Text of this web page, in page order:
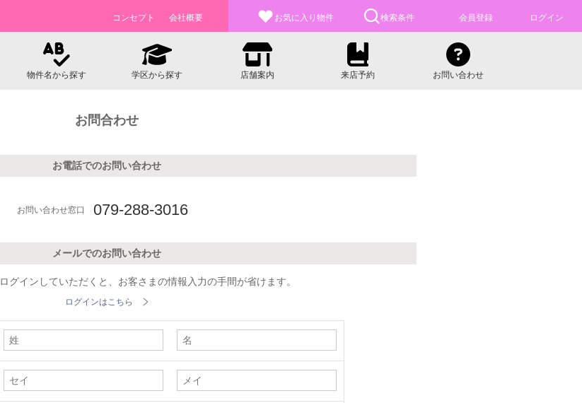
コンセプト 会社概要 お気に入り 物件 検索条件 会員登録 ログイン
物件名から探す 学区から探す 店舗案内 来店予約 お問い合わせ
お問合わせ
お電話でのお問い合わせ
お問い合わせ窓口 079-288-3016
メールでのお問い合わせ
ログインしていただくと、お客さまの情報入力の手間が省けます。
ログインはこちら